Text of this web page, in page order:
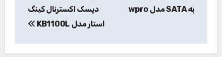
به SATA مدل wpro
دیسک اکسترنال کینگ
استار مدل KB1100L